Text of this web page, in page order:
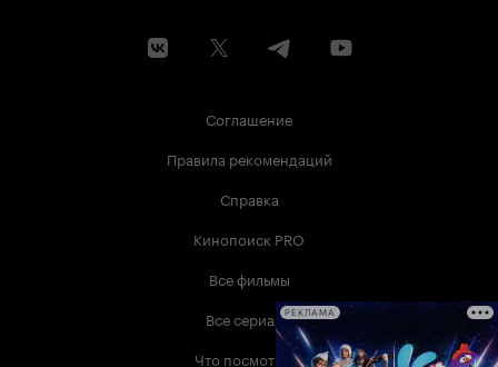
Соглашение
Правила рекомендаций
Справка
Кинопоиск PRO
Все фильмы
Все сериалы
Что посмотреть
РЕКЛАМА